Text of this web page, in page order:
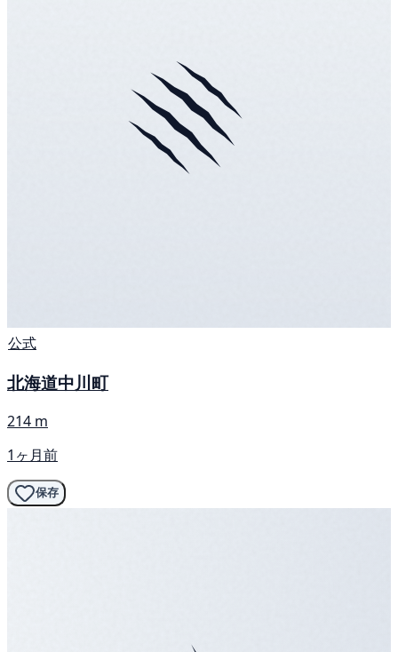
公式
北海道中川町
214 m
1ヶ月前
保存